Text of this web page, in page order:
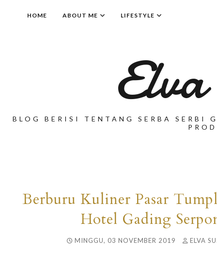
HOME ABOUT ME LIFESTYLE
BLOG BERISI TENTANG SERBA SERBI
Berburu Kuliner Pasar
Hotel Gading
MINGGU, 03 NOVEMBER 2019 ELVA